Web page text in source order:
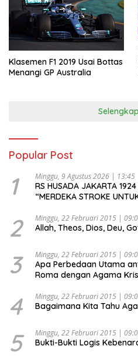
Klasemen F1 2019 Usai Bottas
Menangi GP Australia
Popular Post
1 Minggu, 9 Agustus 2026 | 13:45
RS HUSADA JAKARTA
“MERDEKA STROKE
2 Minggu, 22 Februari 2015 |
Allah, Theos, Dios, Deu,
3 Minggu, 22 Februari 2015 |
Apa Perbedaan Utama
Roma dengan Agama
4 Minggu, 22 Februari 2015 |
Bagaimana Kita Tahu
5 Minggu, 22 Februari 2015 |
Bukti-Bukti Logis